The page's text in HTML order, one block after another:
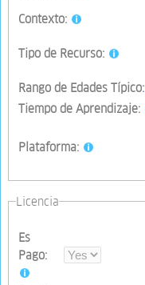
Contexto:
Tipo de Recurso:
Rango de Edades Típico:
Tiempo de Aprendizaje:
Plataforma:
Licencia
Es
Pago: